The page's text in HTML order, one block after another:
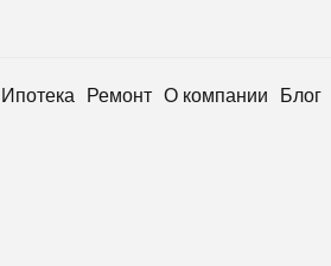
Ипотека Ремонт О компании Блог